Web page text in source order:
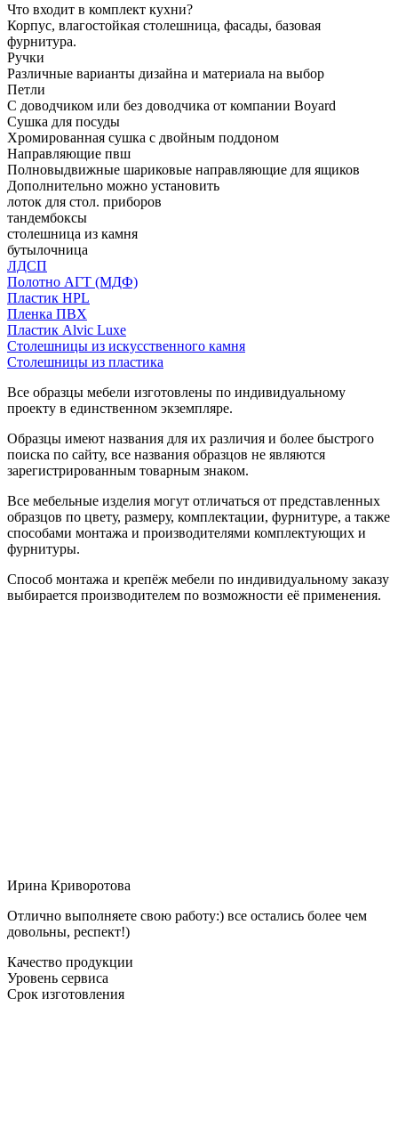
Что входит в комплект кухни?
Корпус, влагостойкая столешница, фасады, базовая
фурнитура.
Ручки
Различные варианты дизайна и материала на выбор
Петли
С доводчиком или без доводчика от компании Boyard
Сушка для посуды
Хромированная сушка с двойным поддоном
Направляющие пвш
Полновыдвижные шариковые направляющие для ящиков
Дополнительно можно установить
лоток для стол. приборов
тандембоксы
столешница из камня
бутылочница
ЛДСП
Полотно АГТ (МДФ)
Пластик HPL
Пленка ПВХ
Пластик Alvic Luxe
Столешницы из искусственного камня
Столешницы из пластика
Все образцы мебели изготовлены по индивидуальному
проекту в единственном экземпляре.
Образцы имеют названия для их различия и более быстрого
поиска по сайту, все названия образцов не являются
зарегистрированным товарным знаком.
Все мебельные изделия могут отличаться от представленных
образцов по цвету, размеру, комплектации, фурнитуре, а также
способами монтажа и производителями комплектующих и
фурнитуры.
Способ монтажа и крепёж мебели по индивидуальному заказу
выбирается производителем по возможности её применения.
Ирина Криворотова
Отлично выполняете свою работу:) все остались более чем
довольны, респект!)
Качество продукции
Уровень сервиса
Срок изготовления